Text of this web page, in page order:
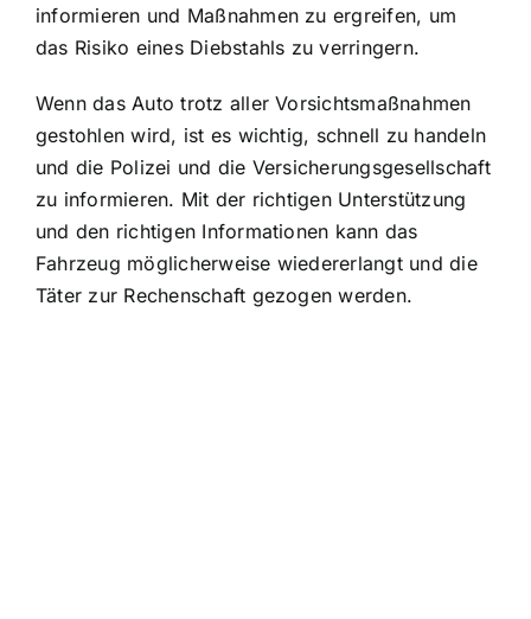
informieren und Maßnahmen zu ergreifen, um
das Risiko eines Diebstahls zu verringern.
Wenn das Auto trotz aller Vorsichtsmaßnahmen
gestohlen wird, ist es wichtig, schnell zu handeln
und die Polizei und die Versicherungsgesellschaft
zu informieren. Mit der richtigen Unterstützung
und den richtigen Informationen kann das
Fahrzeug möglicherweise wiedererlangt und die
Täter zur Rechenschaft gezogen werden.